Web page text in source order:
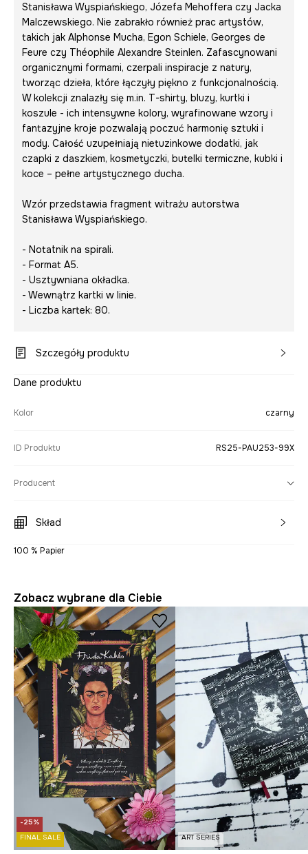
Stanisława Wyspiańskiego, Józefa Mehoffera czy Jacka
Malczewskiego. Nie zabrakło również prac artystów,
takich jak Alphonse Mucha, Egon Schiele, Georges de
Feure czy Théophile Alexandre Steinlen. Zafascynowani
organicznymi formami, czerpali inspiracje z natury,
tworząc dzieła, które łączyły piękno z funkcjonalnością.
W kolekcji znalazły się m.in. T-shirty, bluzy, kurtki i
koszule - ich intensywne kolory, wyrafinowane wzory i
fantazyjne kroje pozwalają poczuć harmonię sztuki i
mody. Całość uzupełniają nietuzinkowe dodatki, jak
czapki z daszkiem, kosmetyczki, butelki termiczne, kubki i
koce – pełne artystycznego ducha.
Wzór przedstawia fragment witrażu autorstwa
Stanisława Wyspiańskiego.
- Notatnik na spirali.
- Format A5.
- Usztywniana okładka.
- Wewnątrz kartki w linie.
- Liczba kartek: 80.
Szczegóły produktu
Dane produktu
Kolor czarny
ID Produktu RS25-PAU253-99X
Producent
Skład
100 % Papier
Zobacz wybrane dla Ciebie
-25%
FINAL SALE
ART SERIES